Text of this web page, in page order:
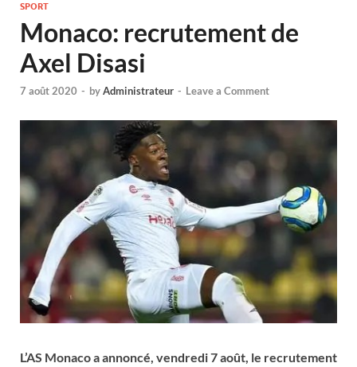
SPORT
Monaco: recrutement de
Axel Disasi
7 août 2020 - byAdministrateur - Leave a Comment
L’AS Monaco a annoncé, vendredi 7 août, le recrutement